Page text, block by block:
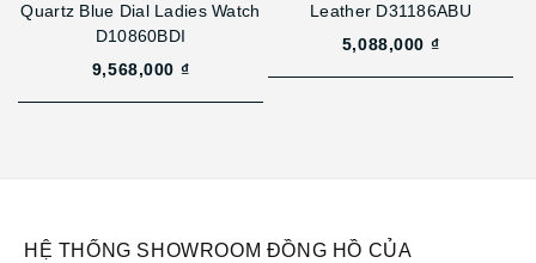
Quartz Blue Dial Ladies Watch
D10860BDI
9,568,000 ₫
Leather D31186ABU
5,088,000 ₫
HỆ THỐNG SHOWROOM ĐỒNG HỒ CỦA